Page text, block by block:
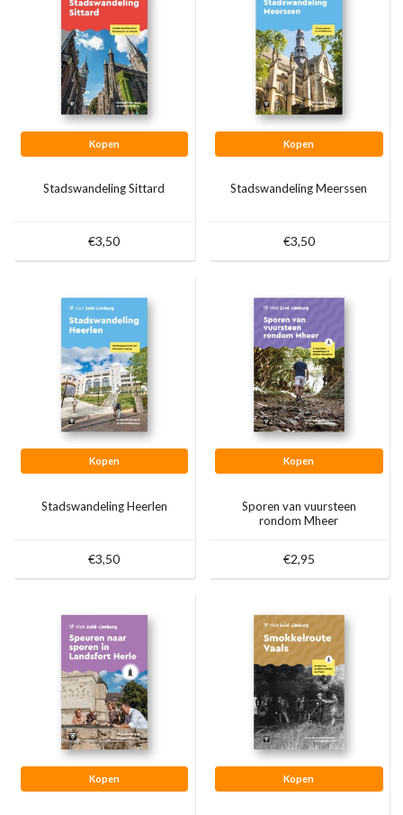
Kopen
Stadswandeling Sittard
€3,50
Kopen
Stadswandeling Meerssen
€3,50
Kopen
Stadswandeling Heerlen
€3,50
Kopen
Sporen van vuursteen
rondom Mheer
€2,95
Kopen Kopen